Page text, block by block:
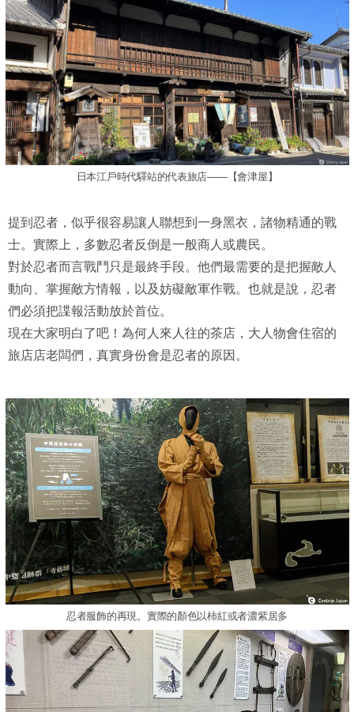
日本江戶時代驛站的代表旅店——【會津屋】
提到忍者，似乎很容易讓人聯想到一身黑衣，諸物精通的戰
士。實際上，多數忍者反倒是一般商人或農民。
對於忍者而言戰鬥只是最終手段。他們最需要的是把握敵人
動向、掌握敵方情報，以及妨礙敵軍作戰。也就是說，忍者
們必須把諜報活動放於首位。
現在大家明白了吧！為何人來人往的茶店，大人物會住宿的
旅店店老闆們，真實身份會是忍者的原因。
忍者服飾的再現。實際的顏色以柿紅或者濃紫居多